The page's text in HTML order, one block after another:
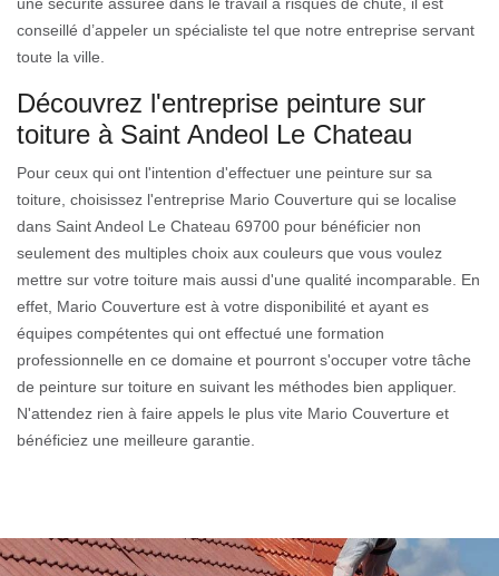
conseillé d’appeler un spécialiste tel que notre entreprise servant
toute la ville.
Découvrez l'entreprise peinture sur
toiture à Saint Andeol Le Chateau
Pour ceux qui ont l'intention d'effectuer une peinture sur sa
toiture, choisissez l'entreprise Mario Couverture qui se localise
dans Saint Andeol Le Chateau 69700 pour bénéficier non
seulement des multiples choix aux couleurs que vous voulez
mettre sur votre toiture mais aussi d'une qualité incomparable. En
effet, Mario Couverture est à votre disponibilité et ayant es
équipes compétentes qui ont effectué une formation
professionnelle en ce domaine et pourront s'occuper votre tâche
de peinture sur toiture en suivant les méthodes bien appliquer.
N'attendez rien à faire appels le plus vite Mario Couverture et
bénéficiez une meilleure garantie.